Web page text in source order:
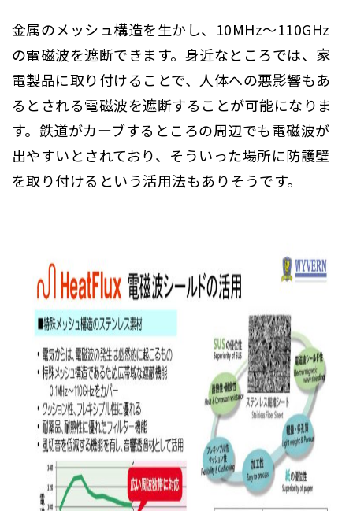
金属のメッシュ構造を生かし、10MHz～110GHz
の電磁波を遮断できます。身近なところでは、家
電製品に取り付けることで、人体への悪影響もあ
るとされる電磁波を遮断することが可能になりま
す。鉄道がカーブするところの周辺でも電磁波が
出やすいとされており、そういった場所に防護壁
を取り付けるという活用法もありそうです。